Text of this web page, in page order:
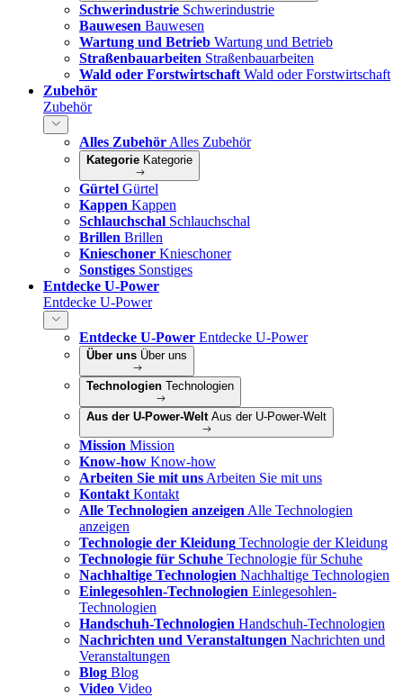
Schwerindustrie Schwerindustrie
Bauwesen Bauwesen
Wartung und Betrieb Wartung und Betrieb
Straßenbauarbeiten Straßenbauarbeiten
Wald oder Forstwirtschaft Wald oder Forstwirtschaft
Zubehör
Zubehör
Alles Zubehör Alles Zubehör
Kategorie Kategorie
Gürtel Gürtel
Kappen Kappen
Schlauchschal Schlauchschal
Brillen Brillen
Knieschoner Knieschoner
Sonstiges Sonstiges
Entdecke U-Power
Entdecke U-Power
Entdecke U-Power Entdecke U-Power
Über uns Über uns
Technologien Technologien
Aus der U-Power-Welt Aus der U-Power-Welt
Mission Mission
Know-how Know-how
Arbeiten Sie mit uns Arbeiten Sie mit uns
Kontakt Kontakt
Alle Technologien anzeigen Alle Technologien
anzeigen
Technologie der Kleidung Technologie der Kleidung
Technologie für Schuhe Technologie für Schuhe
Nachhaltige Technologien Nachhaltige Technologien
Einlegesohlen-Technologien Einlegesohlen-
Technologien
Handschuh-Technologien Handschuh-Technologien
Nachrichten und Veranstaltungen Nachrichten und
Veranstaltungen
Blog Blog
Video Video